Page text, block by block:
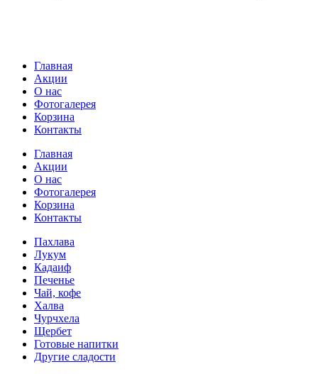
Главная
Акции
О нас
Фотогалерея
Корзина
Контакты
Главная
Акции
О нас
Фотогалерея
Корзина
Контакты
Пахлава
Лукум
Кадаиф
Печенье
Чай, кофе
Халва
Чурчхела
Щербет
Готовые напитки
Другие сладости